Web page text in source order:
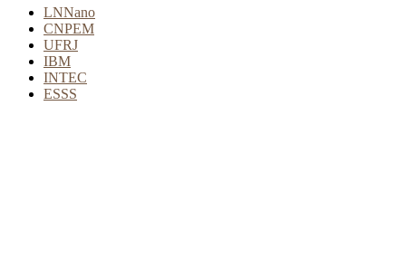
LNNano
CNPEM
UFRJ
IBM
INTEC
ESSS